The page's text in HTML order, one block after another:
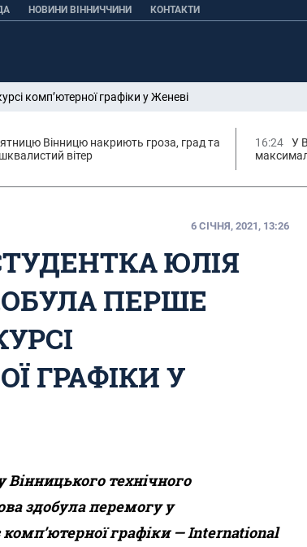
НОВИНИ ВІННИЧЧИНИ КОНТАКТИ
комп’ютерної графіки у Женеві
Вінницю накриють гроза, град та
вітер
16:24
У
6 СІЧНЯ, 2021, 13:26
ЮЛІЯ
ПЕРШЕ
ГРАФІКИ У
технічного
здобула перемогу у
графіки — International